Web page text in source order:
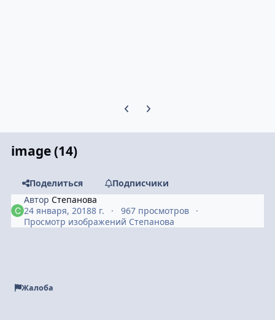
Предыдущий слайд карусели
Следующий слайд карусели
image (14)
Поделиться
Подписчики
АвторСтепанова
24 января, 20188 г.
967 просмотров
Просмотр изображений Степанова
Жалоба